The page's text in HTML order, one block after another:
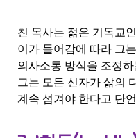
친 목사는 젊은 기독교
이가 들어감에 따라 그
의사소통 방식을 조정
그는 모든 신자가 삶의
계속 섬겨야 한다고 단